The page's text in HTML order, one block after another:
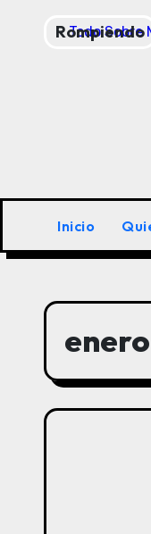
Rompiendo
Todo Sobre
Inicio